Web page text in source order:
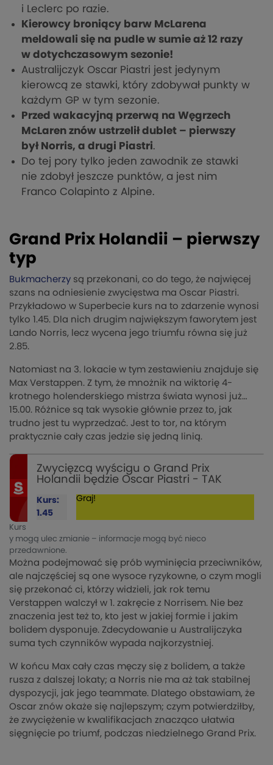
i Leclerc po razie.
Kierowcy broniący barw McLarena
meldowali się na pudle w sumie aż 12 razy
w dotychczasowym sezonie!
Australijczyk Oscar Piastri jest jedynym
kierowcą ze stawki, który zdobywał punkty w
każdym GP w tym sezonie.
Przed wakacyjną przerwą na Węgrzech
McLaren znów ustrzelił dublet – pierwszy
był Norris, a drugi Piastri.
Do tej pory tylko jeden zawodnik ze stawki
nie zdobył jeszcze punktów, a jest nim
Franco Colapinto z Alpine.
Grand Prix Holandii – pierwszy
typ
Bukmacherzy są przekonani, co do tego, że najwięcej
szans na odniesienie zwycięstwa ma Oscar Piastri.
Przykładowo w Superbecie kurs na to zdarzenie wynosi
tylko 1.45. Dla nich drugim największym faworytem jest
Lando Norris, lecz wycena jego triumfu równa się już
2.85.
Natomiast na 3. lokacie w tym zestawieniu znajduje się
Max Verstappen. Z tym, że mnożnik na wiktorię 4-
krotnego holenderskiego mistrza świata wynosi już…
15.00. Różnice są tak wysokie głównie przez to, jak
trudno jest tu wyprzedzać. Jest to tor, na którym
praktycznie cały czas jedzie się jedną linią.
Zwycięzcą wyścigu o Grand Prix
Holandii będzie Oscar Piastri - TAK
Kurs:
1.45
Graj!
Kurs
y mogą ulec zmianie – informacje mogą być nieco
przedawnione.
Można podejmować się prób wyminięcia przeciwników,
ale najczęściej są one wysoce ryzykowne, o czym mogli
się przekonać ci, którzy widzieli, jak rok temu
Verstappen walczył w 1. zakręcie z Norrisem. Nie bez
znaczenia jest też to, kto jest w jakiej formie i jakim
bolidem dysponuje. Zdecydowanie u Australijczyka
suma tych czynników wypada najkorzystniej.
W końcu Max cały czas męczy się z bolidem, a także
rusza z dalszej lokaty; a Norris nie ma aż tak stabilnej
dyspozycji, jak jego teammate. Dlatego obstawiam, że
Oscar znów okaże się najlepszym; czym potwierdziłby,
że zwyciężenie w kwalifikacjach znacząco ułatwia
sięgnięcie po triumf, podczas niedzielnego Grand Prix.